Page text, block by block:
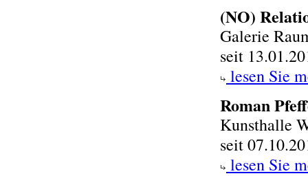
(NO)
Galerie
seit
lesen Sie
Roman
Kunsthalle
seit
lesen Sie